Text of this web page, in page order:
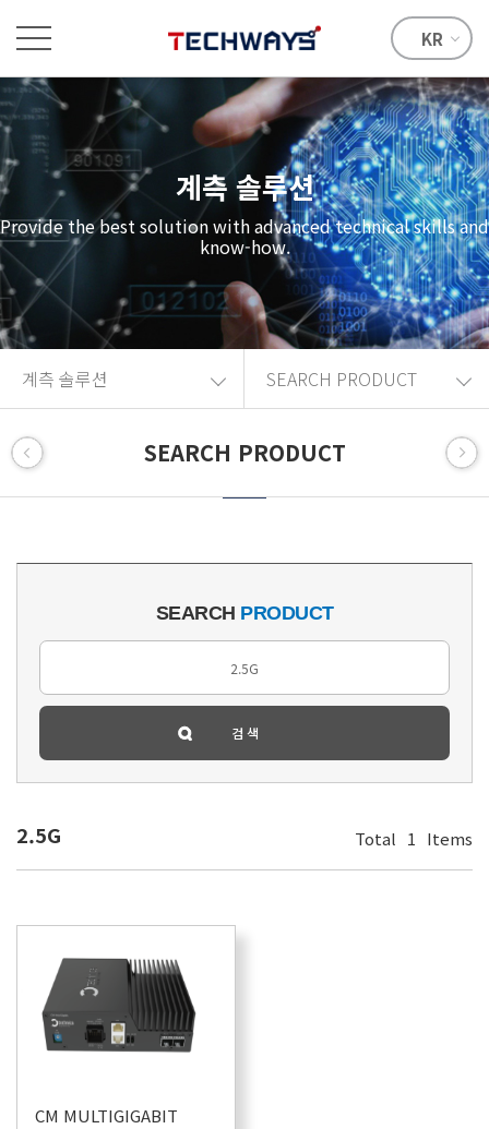
KR
계측 솔루션
Provide the best solution with advanced technical skills and
know-how.
계측 솔루션 SEARCH PRODUCT
SEARCH PRODUCT
SEARCH PRODUCT
2.5G Total 1 Items
CM MULTIGIGABIT